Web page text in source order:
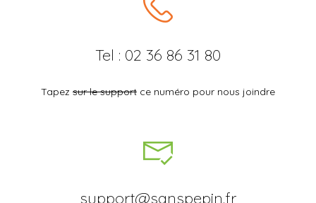
Tel : 02 36 86 31 80
Tapez sur le support ce numéro pour nous joindre
support@sanspepin.fr